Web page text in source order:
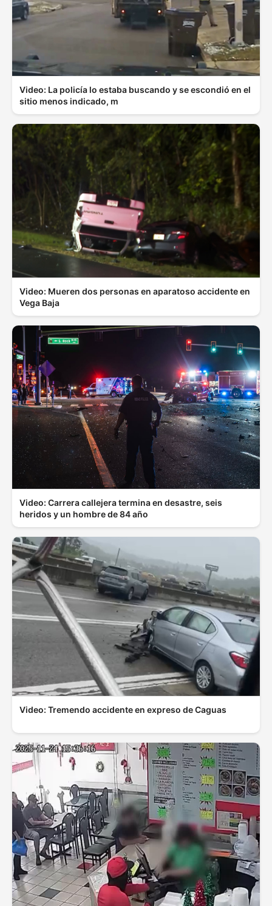
Video: La policía lo estaba buscando y se escondió en el
sitio menos indicado, m
Video: Mueren dos personas en aparatoso accidente en
Vega Baja
Video: Carrera callejera termina en desastre, seis
heridos y un hombre de 84 año
Video: Tremendo accidente en expreso de Caguas